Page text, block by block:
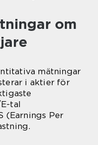
om
mätningar
i aktier för
tal
(Earnings Per